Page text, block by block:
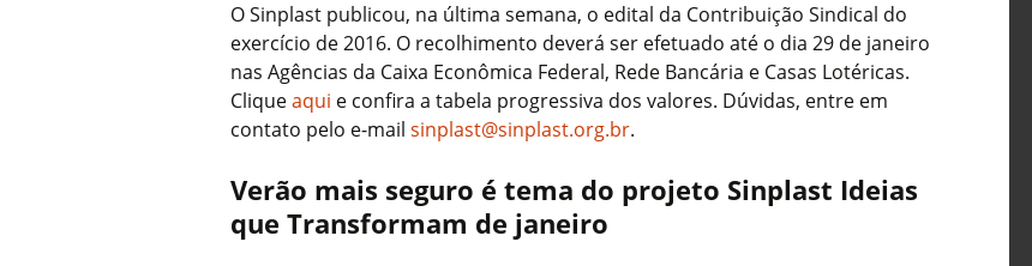
O Sinplast publicou, na última semana, o edital da Contribuição Sindical do
exercício de 2016. O recolhimento deverá ser efetuado até o dia 29 de janeiro
nas Agências da Caixa Econômica Federal, Rede Bancária e Casas Lotéricas.
Cliqueaqui e confira a tabela progressiva dos valores. Dúvidas, entre em
contato pelo e-mail sinplast@sinplast.org.br.
Verão mais seguro é tema do projeto Sinplast Ideias
que Transformam de janeiro